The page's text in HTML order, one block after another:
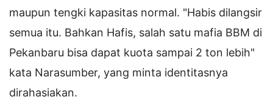
maupun tengki kapasitas normal. "Habis dilangsir
semua itu. Bahkan Hafis, salah satu mafia BBM di
Pekanbaru bisa dapat kuota sampai 2 ton lebih"
kata Narasumber, yang minta identitasnya
dirahasiakan.